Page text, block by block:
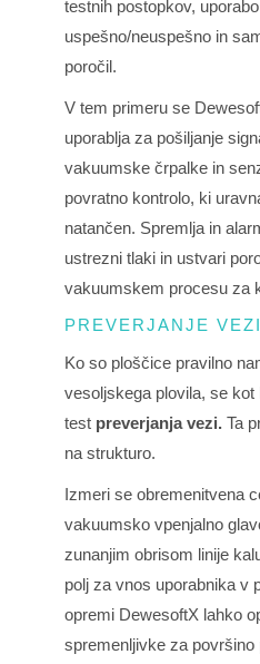
testnih postopkov,
uspešno/neuspešno in
poročil.
V tem primeru se
uporablja za pošiljanje
vakuumske črpalke in
povratno kontrolo, ki
natančen. Spremlja in
ustrezni tlaki in ustvari
vakuumskem procesu za
PREVERJANJE VEZI
Ko so ploščice pravilno
vesoljskega plovila, se
test preverjanja vezi. Ta
na strukturo.
Izmeri se obremenitvena
vakuumsko vpenjalno
zunanjim obrisom linije
polj za vnos uporabnika v
opremi DewesoftX lahko
spremenljivke za